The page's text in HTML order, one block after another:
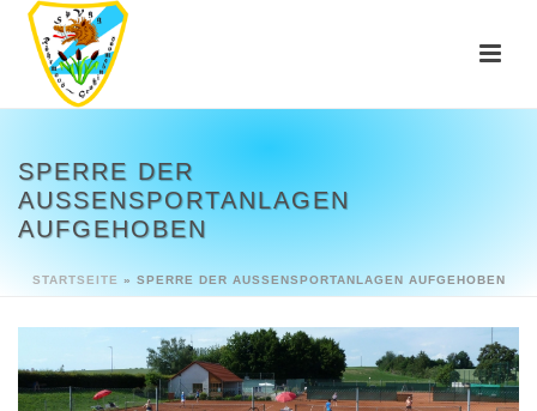
SPERRE DER
AUSSENSPORTANLAGEN A
UFGEHOBEN
STARTSEITE » SPERRE DER AUSSENSPORTANLAGEN AUFGEHOBEN